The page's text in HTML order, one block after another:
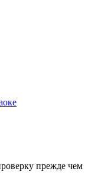
прежде чем